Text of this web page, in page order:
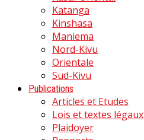
Katanga
Kinshasa
Maniema
Nord-Kivu
Orientale
Sud-Kivu
Publications
Articles et Etudes
Lois et textes légaux
Plaidoyer